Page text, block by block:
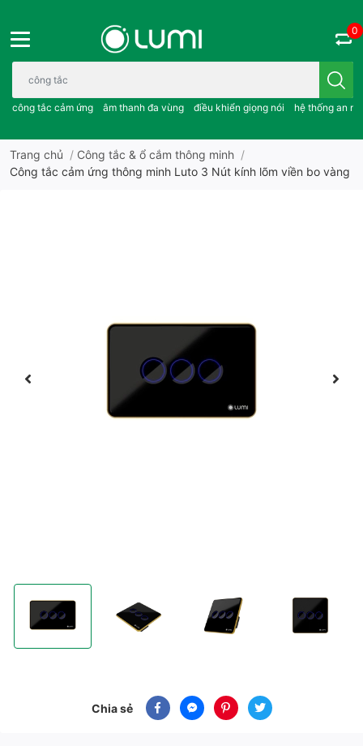
Bạn cần tìm gì..; công tắc cảm ứng..; âm thanh đa vùng ; điều
công tắc cảm ứng âm thanh đa vùng điều khiển giọng nói hệ thống an
0
Trang chủ / Công tắc & ổ cắm thông minh /
Công tắc cảm ứng thông minh Luto 3 Nút kính lõm viền bo vàng
Chia sẻ